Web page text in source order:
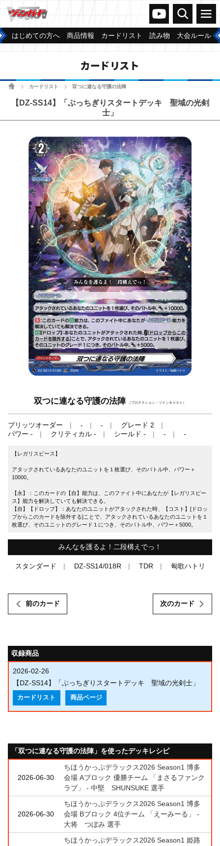
ヴァンガードch
検索 メニュー
はじめての方へ 商品情報 カードリスト 読み物 大会ルール
カードリスト
ホームカードリスト 双つに連なる守護の法陣
【DZ-SS14】「ぶっちぎりスタートデッキ 聖域の光剣
士」
双つに連なる守護の法陣 （プロテクション：ツインキャスト）
ブリッツオーダー - -
グレード 2
パワー -
クリティカル - シールド - - -
【レガリスピース】
アタックされているあなたのユニットを１枚選び、そのバトル中、パワー＋
10000。
【永】：このカードの【自】能力は、このファイト中にあなたが【レガリスピー
ス】能力を解決していても解決できる。
【自】【ドロップ】：あなたのユニットがアタックされた時、【コスト】[ドロッ
プからこのカードを除外する]ことで、アタックされているあなたのユニットを１
枚選び、そのユニットのグレード１につき、そのバトル中、パワー＋5000。
みんなを護るよ！二段構えでっ！
スタンダード DZ-SS14/018R TDR 匈歌ハトリ
前のカード 次のカード
収録商品
2026-02-26
【DZ-SS14】「ぶっちぎりスタートデッキ 聖域の光剣士」
カードリスト 商品ページ
「双つに連なる守護の法陣」を使ったデッキレシピ
2026-06-30
ちほうかっぷデラックス2026 Season1 博多
会場 Aブロック 優勝チーム 「まさるファンク
ラブ」 - 中堅 SHUNSUKE 選手
2026-06-30
ちほうかっぷデラックス2026 Season1 博多
会場 Bブロック 4位チーム 「えーみーる」 -
大将 つぼみ 選手
ちほうかっぷデラックス2026 Season1 姫路